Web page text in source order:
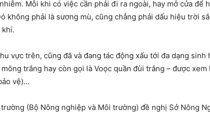
Mỗi khi có việc cần phải đi ra ngoài, hay mở cửa để
không phải là sương mù, cũng chẳng phải dấu hiệu trời
khí.
vực trên, cũng đã và đang tác động xấu tới đa dạng sinh
trắng hay còn gọi là Voọc quần đùi trắng – được xem
vệ)…
(Bộ Nông nghiệp và Môi trường) đề nghị Sở Nông